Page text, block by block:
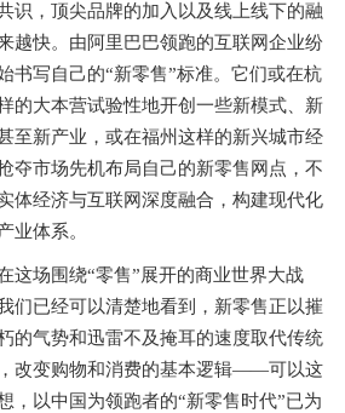
识，顶尖品牌的加入以及线上线下的融
越快。由阿里巴巴领跑的互联网企业纷
书写自己的“新零售”标准。它们或在杭
的大本营试验性地开创一些新模式、新
至新产业，或在福州这样的新兴城市经
夺市场先机布局自己的新零售网点，不
体经济与互联网深度融合，构建现代化
业体系。
这场围绕“零售”展开的商业世界大战
们已经可以清楚地看到，新零售正以摧
的气势和迅雷不及掩耳的速度取代传统
改变购物和消费的基本逻辑——可以这
，以中国为领跑者的“新零售时代”已为